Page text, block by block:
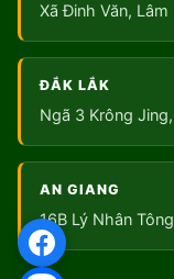
Xã Đinh Văn,
ĐẮK LẮK
Ngã 3 Krông
AN GIANG
16B Lý Nhân